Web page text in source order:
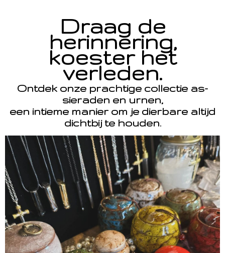
Draag de
herinnering,
koester het
verleden.
Ontdek onze prachtige collectie as-
sieraden en urnen,
een intieme manier om je dierbare altijd
dichtbij te houden.